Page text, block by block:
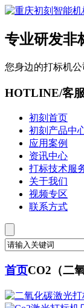
专业研发非
您身边的打标机公
HOTLINE/客
初刻首页
初刻产品中
应用案例
资讯中心
打标技术服
关于我们
视频专区
联系方式
首页CO2（二